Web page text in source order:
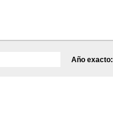
Año exacto: